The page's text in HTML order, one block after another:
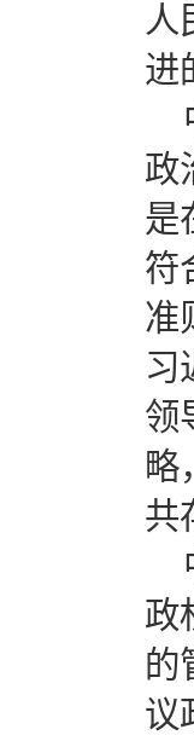
人
进
政
是
符
准
习
领
略
共
政
的
议